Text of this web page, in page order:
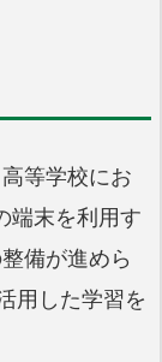
等学校にお
端末を利用す
備が進めら
用した学習を